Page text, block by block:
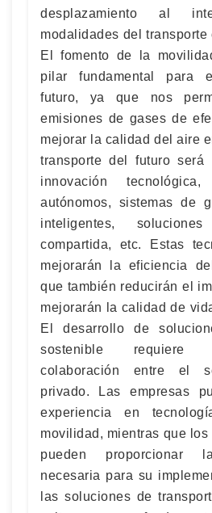
desplazamiento al
modalidades del
El fomento de la
pilar fundamental para
futuro, ya que nos
emisiones de gases de
mejorar la calidad del aire
transporte del futuro será
innovación
autónomos, sistemas de
inteligentes,
compartida, etc. Estas
mejorarán la eficiencia
que también reducirán el
mejorarán la calidad de
El desarrollo de
sostenible requiere
colaboración entre el
privado. Las empresas
experiencia en
movilidad, mientras que
pueden proporcionar
necesaria para su
las soluciones de